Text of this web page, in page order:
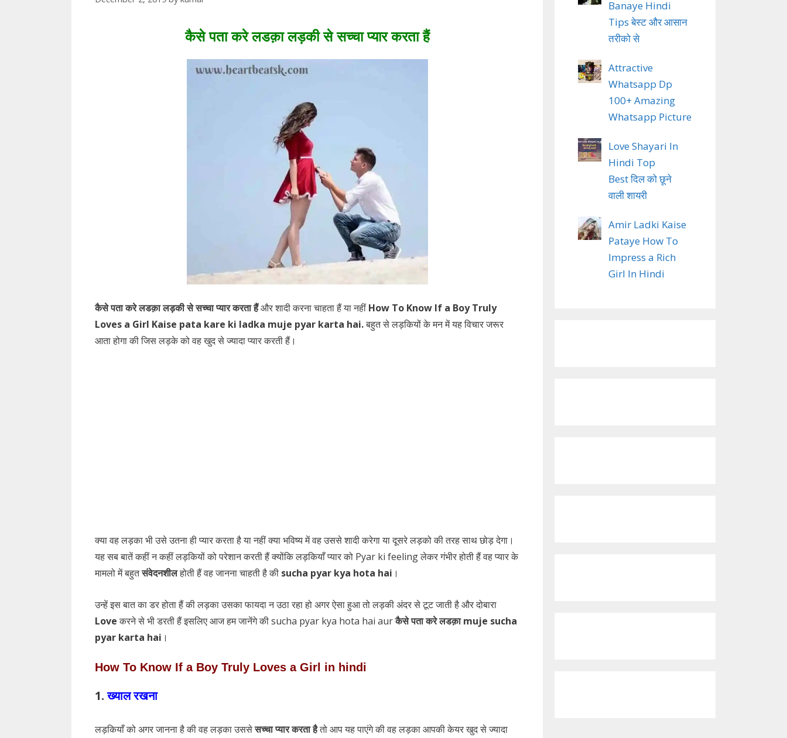
कैसे पता करे लडक़ा लड़की से सच्चा प्यार करता हैं
कैसे पता करे लडक़ा लड़की से सच्चा प्यार करता हैंऔर शादी करना चाहता हैं या नहींHow To Know If a Boy Truly
Loves a Girl Kaise pata kare ki ladka muje pyar karta hai.बहुत से लड़कियों के मन में यह विचार जरूर
आता होगा की जिस लड़के को वह खुद से ज्यादा प्यार करती हैं।
क्या वह लड़का भी उसे उतना ही प्यार करता है या नहीं क्या भविष्य में वह उससे शादी करेगा या दूसरे लड़को की तरह साथ छोड़ देगा।
यह सब बातें कहीं न कहीं लड़कियों को परेशान करती हैं क्योंकि लड़कियाँ प्यार को Pyar ki feeling लेकर गंभीर होती हैं वह प्यार के
मामलो में बहुतसंवेदनशीलहोती हैं वह जानना चाहती है की sucha pyar kya hota hai ।
उन्हें इस बात का डर होता हैं की लड़का उसका फायदा न उठा रहा हो अगर ऐसा हुआ तो लड़की अंदर से टूट जाती है और दोबारा
Loveकरने से भी डरती हैं इसलिए आज हम जानेंगे की sucha pyar kya hota hai aurकैसे पता करे लडक़ा muje sucha
pyar karta hai ।
How To Know If a Boy Truly Loves a Girl in hindi
1.ख्याल रखना
लड़कियाँ को अगर जानना है की वह लड़का उससेसच्चा प्यार करता हैतो आप यह पाएंगे की वह लड़का आपकी केयर खुद से ज्यादा
Banaye Hindi
Tips बेस्ट और आसान
तरीको से
Attractive
Whatsapp Dp
100+ Amazing
Whatsapp Picture
Love Shayari In
Hindi Top
Best दिल को छूने
वाली शायरी
Amir Ladki Kaise
Pataye How To
Impress a Rich
Girl In Hindi